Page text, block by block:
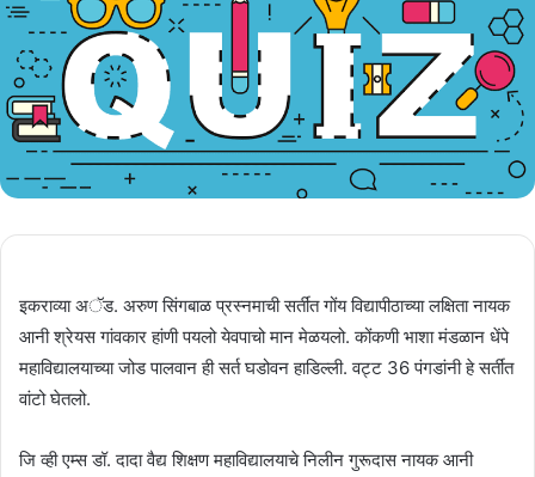
इकराव्या अॅड. अरुण सिंगबाळ प्रस्नमाची सर्तींत गोंय विद्यापीठाच्या लक्षिता नायक
आनी श्रेयस गांवकार हांणी पयलो येवपाचो मान मेळयलो. कोंकणी भाशा मंडळान धेंपे
महाविद्यालयाच्या जोड पालवान ही सर्त घडोवन हाडिल्ली. वट्ट 36 पंगडांनी हे सर्तींत
वांटो घेतलो.
जि व्ही एम्स डॉ. दादा वैद्य शिक्षण महाविद्यालयाचे निलीन गुरूदास नायक आनी